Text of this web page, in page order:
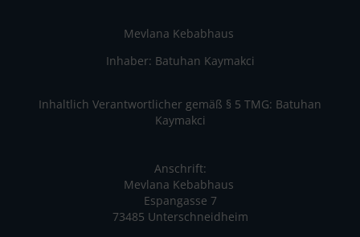
Mevlana Kebabhaus
Inhaber: Batuhan Kaymakci
Inhaltlich Verantwortlicher gemäß § 5 TMG: Batuhan
Kaymakci
Anschrift:
Mevlana Kebabhaus
Espangasse 7
73485 Unterschneidheim